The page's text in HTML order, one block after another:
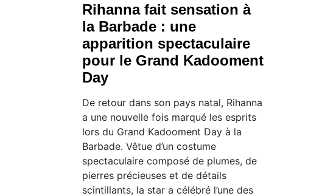
Rihanna fait sensation à
la Barbade : une
apparition spectaculaire
pour le Grand Kadooment
Day
De retour dans son pays natal, Rihanna
a une nouvelle fois marqué les esprits
lors du Grand Kadooment Day à la
Barbade. Vêtue d’un costume
spectaculaire composé de plumes, de
pierres précieuses et de détails
scintillants, la star a célébré l’une des